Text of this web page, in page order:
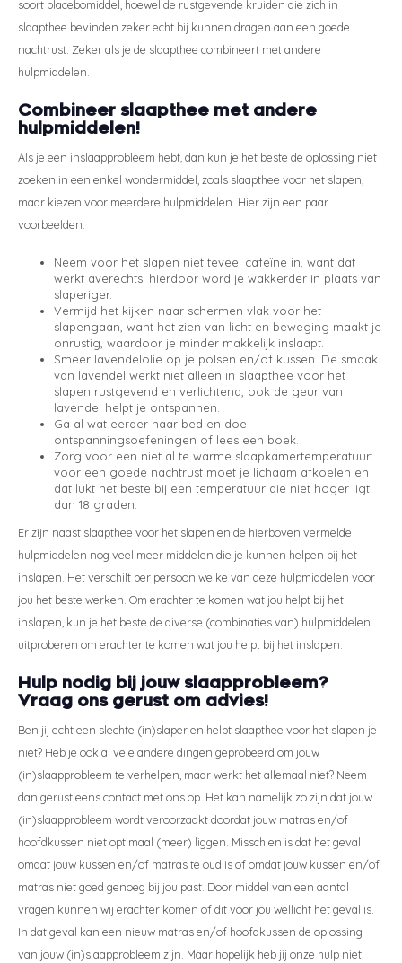
soort placebomiddel, hoewel de rustgevende kruiden die zich in
slaapthee bevinden zeker echt bij kunnen dragen aan een goede
nachtrust. Zeker als je de slaapthee combineert met andere
hulpmiddelen.
Combineer slaapthee met andere
hulpmiddelen!
Als je een inslaapprobleem hebt, dan kun je het beste de oplossing niet
zoeken in een enkel wondermiddel, zoals slaapthee voor het slapen,
maar kiezen voor meerdere hulpmiddelen. Hier zijn een paar
voorbeelden:
Neem voor het slapen niet teveel cafeïne in, want dat
werkt averechts: hierdoor word je wakkerder in plaats van
slaperiger.
Vermijd het kijken naar schermen vlak voor het
slapengaan, want het zien van licht en beweging maakt je
onrustig, waardoor je minder makkelijk inslaapt.
Smeer lavendelolie op je polsen en/of kussen. De smaak
van lavendel werkt niet alleen in slaapthee voor het
slapen rustgevend en verlichtend, ook de geur van
lavendel helpt je ontspannen.
Ga al wat eerder naar bed en doe
ontspanningsoefeningen of lees een boek.
Zorg voor een niet al te warme slaapkamertemperatuur:
voor een goede nachtrust moet je lichaam afkoelen en
dat lukt het beste bij een temperatuur die niet hoger ligt
dan 18 graden.
Er zijn naast slaapthee voor het slapen en de hierboven vermelde
hulpmiddelen nog veel meer middelen die je kunnen helpen bij het
inslapen. Het verschilt per persoon welke van deze hulpmiddelen voor
jou het beste werken. Om erachter te komen wat jou helpt bij het
inslapen, kun je het beste de diverse (combinaties van) hulpmiddelen
uitproberen om erachter te komen wat jou helpt bij het inslapen.
Hulp nodig bij jouw slaapprobleem?
Vraag ons gerust om advies!
Ben jij echt een slechte (in)slaper en helpt slaapthee voor het slapen je
niet? Heb je ook al vele andere dingen geprobeerd om jouw
(in)slaapprobleem te verhelpen, maar werkt het allemaal niet? Neem
dan gerust eens contact met ons op. Het kan namelijk zo zijn dat jouw
(in)slaapprobleem wordt veroorzaakt doordat jouw matras en/of
hoofdkussen niet optimaal (meer) liggen. Misschien is dat het geval
omdat jouw kussen en/of matras te oud is of omdat jouw kussen en/of
matras niet goed genoeg bij jou past. Door middel van een aantal
vragen kunnen wij erachter komen of dit voor jou wellicht het geval is.
In dat geval kan een nieuw matras en/of hoofdkussen de oplossing
van jouw (in)slaapprobleem zijn. Maar hopelijk heb jij onze hulp niet